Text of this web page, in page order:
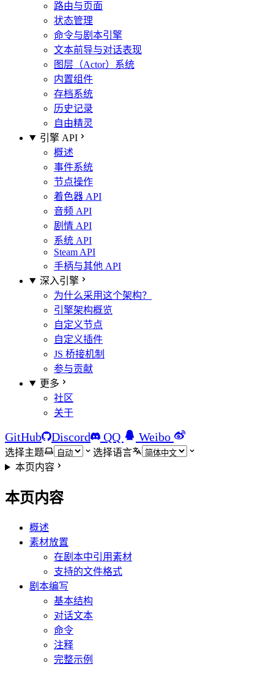
路由与页面
状态管理
命令与剧本引擎
文本前导与对话表现
图层（Actor）系统
内置组件
存档系统
历史记录
自由精灵
引擎 API
概述
事件系统
节点操作
着色器 API
音频 API
剧情 API
系统 API
Steam API
手柄与其他 API
深入引擎
为什么采用这个架构？
引擎架构概览
自定义节点
自定义插件
JS 桥接机制
参与贡献
更多
社区
关于
GitHub Discord QQ Weibo
选择主题
选择语言
本页内容
本页内容
概述
素材放置
在剧本中引用素材
支持的文件格式
剧本编写
基本结构
对话文本
命令
注释
完整示例